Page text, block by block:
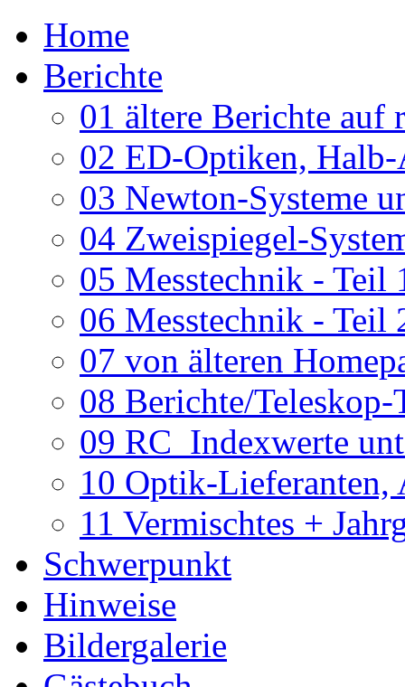
Home
Berichte
01 ältere Berichte auf
02 ED-Optiken, Halb-
03 Newton-Systeme
04 Zweispiegel-
05 Messtechnik - Teil
06 Messtechnik - Teil
07 von älteren
08 Berichte/
09 RC_Indexwerte
10 Optik-Lieferanten,
11 Vermischtes +
Schwerpunkt
Hinweise
Bildergalerie